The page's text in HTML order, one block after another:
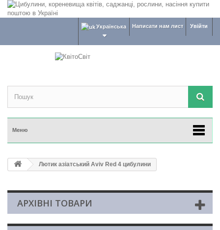
Увійти
Написати нам лист
Українська
Меню
Лютик азіатський Aviv Red 4 цибулини
АРХІВНІ ТОВАРИ